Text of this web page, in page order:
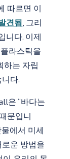
따르면 이
견됨 , 그리
니다. 이제
라스틱을
하는 자립
다.
은 “바다는
문입니
에서 미세
운 방법을